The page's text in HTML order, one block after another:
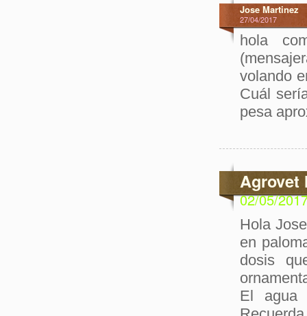
Jose Martinez
27/04/2017
hola
volando
Cuál
pesa
Agrovet
02/05/
Hola
en
dosis
El agua